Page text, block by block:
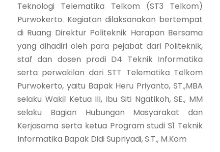
Teknologi Telematika Telkom (ST3 Telkom)
Purwokerto. Kegiatan dilaksanakan bertempat
di Ruang Direktur Politeknik Harapan Bersama
yang dihadiri oleh para pejabat dari Politeknik,
staf dan dosen prodi D4 Teknik Informatika
serta perwakilan dari STT Telematika Telkom
Purwokerto, yaitu Bapak Heru Priyanto, ST.,MBA
selaku Wakil Ketua III, Ibu Siti Ngatikoh, SE., MM
selaku Bagian Hubungan Masyarakat dan
Kerjasama serta ketua Program studi S1 Teknik
Informatika Bapak Didi Supriyadi, S.T., M.Kom